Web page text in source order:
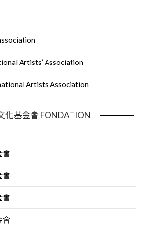
Artists’ Association
Artists Association
化基金會 FONDATION
會
會
會
會